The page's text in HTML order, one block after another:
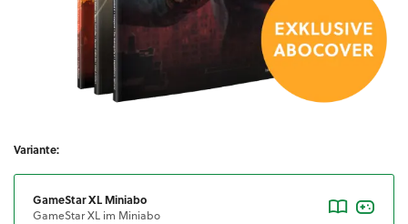
Variante:
GameStar XL Miniabo
GameStar XL im Miniabo